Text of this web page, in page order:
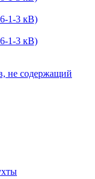
1-3 кВ)
1-3 кВ)
не содержащий